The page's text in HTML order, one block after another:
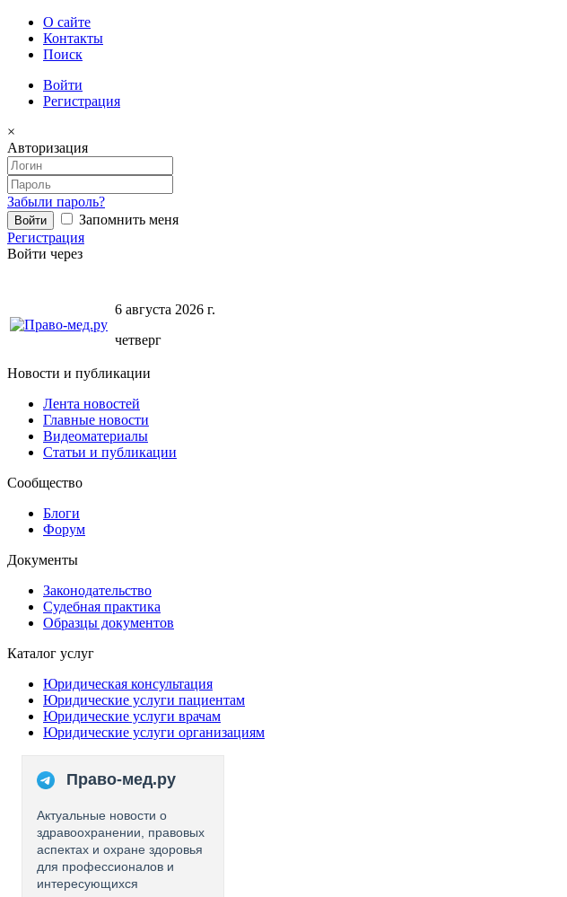
О сайте
Контакты
Поиск
Войти
Регистрация
×
Авторизация
Забыли пароль?
Запомнить меня
Регистрация
Войти через
6 августа 2026 г.
четверг
Новости и публикации
Лента новостей
Главные новости
Видеоматериалы
Статьи и публикации
Сообщество
Блоги
Форум
Документы
Законодательство
Судебная практика
Образцы документов
Каталог услуг
Юридическая консультация
Юридические услуги пациентам
Юридические услуги врачам
Юридические услуги организациям
Право-мед.ру
Актуальные новости о
здравоохранении, правовых
аспектах и охране здоровья
для профессионалов и
интересующихся